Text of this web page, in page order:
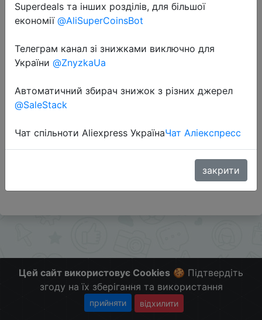
Перейти до магазину
Додаткова інформація відсутня.
Слідкуйте за знижками на мобільному, в телеграм
Цей сайт використовує Cookies 🍪 Підтвердіть
згоду на їх зберігання та використання
прийняти відхилити
Superdeals та інших розділів, для більшої
економії @AliSuperCoinsBot
Телеграм канал зі знижками виключно для
України @ZnyzkaUa
Автоматичний збирач знижок з різних джерел
@SaleStack
Чат спільноти Aliexpress УкраїнаЧат Аліекспресс
закрити